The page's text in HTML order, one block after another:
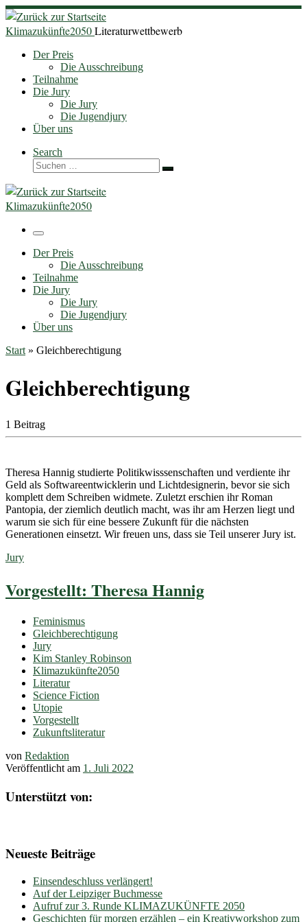
Zum
Inhalt
springen
Klimazukünfte2050Literaturwettbewerb
Der Preis
Die Ausschreibung
Teilnahme
Die Jury
Die Jury
Die Jugendjury
Über uns
Search
Suche
Suchen …
Klimazukünfte2050
Menü
Der Preis
Die Ausschreibung
Teilnahme
Die Jury
Die Jury
Die Jugendjury
Über uns
Start » Gleichberechtigung
Gleichberechtigung
1 Beitrag
Theresa Hannig studierte Politikwisssenschaften und verdiente ihr
Geld als Softwareentwicklerin und Lichtdesignerin, bevor sie sich
komplett dem Schreiben widmete. Zuletzt erschien ihr Roman
Pantopia, der ziemlich deutlich macht, was ihr am Herzen liegt und
warum sie sich für eine bessere Zukunft für die nächsten
Generationen einsetzt. Wir freuen uns, dass sie Teil unserer Jury ist.
Jury
Vorgestellt: Theresa Hannig
Feminismus
Gleichberechtigung
Jury
Kim Stanley Robinson
Klimazukünfte2050
Literatur
Science Fiction
Utopie
Vorgestellt
Zukunftsliteratur
von Redaktion
Veröffentlicht am 1. Juli 2022
Unterstützt von:
Neueste Beiträge
Einsendeschluss verlängert!
Auf der Leipziger Buchmesse
Aufruf zur 3. Runde KLIMAZUKÜNFTE 2050
Geschichten für morgen erzählen – ein Kreativworkshop zum